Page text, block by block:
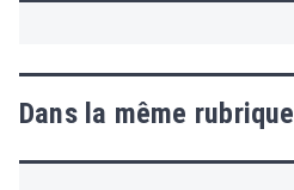
Dans la même rubrique